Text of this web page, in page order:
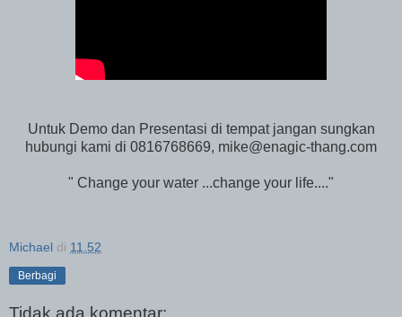
Untuk Demo dan Presentasi di tempat jangan sungkan
hubungi kami di 0816768669, mike@enagic-thang.com
" Change your water ...change your life...."
Michael di 11.52
Berbagi